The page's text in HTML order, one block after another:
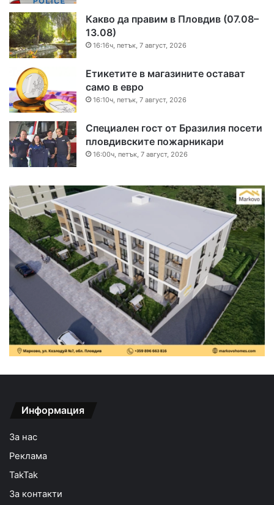
Какво да правим в Пловдив (07.08–
13.08)
16:16ч, петък, 7 август, 2026
Етикетите в магазините остават
само в евро
16:10ч, петък, 7 август, 2026
Специален гост от Бразилия посети
пловдивските пожарникари
16:00ч, петък, 7 август, 2026
Информация
За нас
Реклама
TakTak
За контакти